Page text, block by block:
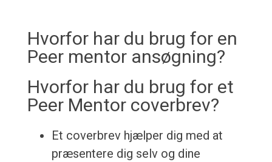
Hvorfor har du brug for en
Peer mentor ansøgning?
Hvorfor har du brug for et
Peer Mentor coverbrev?
Et coverbrev hjælper dig med at
præsentere dig selv og dine